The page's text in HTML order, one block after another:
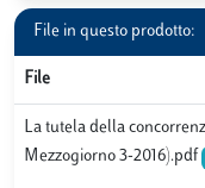
File in questo prodotto:
File
La tutela della
Mezzogiorno 3-2016).pdf